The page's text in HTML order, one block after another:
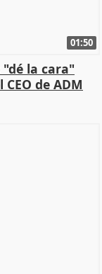
01:50
la cara"
de ADM